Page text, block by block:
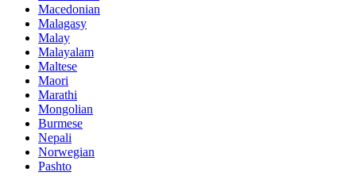
Macedonian
Malagasy
Malay
Malayalam
Maltese
Maori
Marathi
Mongolian
Burmese
Nepali
Norwegian
Pashto